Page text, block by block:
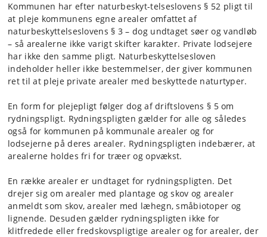
Kommunen har efter naturbeskyt-telseslovens § 52 pligt til
at pleje kommunens egne arealer omfattet af
naturbeskyttelseslovens § 3 – dog undtaget søer og vandløb
– så arealerne ikke varigt skifter karakter. Private lodsejere
har ikke den samme pligt. Naturbeskyttelsesloven
indeholder heller ikke bestemmelser, der giver kommunen
ret til at pleje private arealer med beskyttede naturtyper.
En form for plejepligt følger dog af driftslovens § 5 om
rydningspligt. Rydningspligten gælder for alle og således
også for kommunen på kommunale arealer og for
lodsejerne på deres arealer. Rydningspligten indebærer, at
arealerne holdes fri for træer og opvækst.
En række arealer er undtaget for rydningspligten. Det
drejer sig om arealer med plantage og skov og arealer
anmeldt som skov, arealer med læhegn, småbiotoper og
lignende. Desuden gælder rydningspligten ikke for
klitfredede eller fredskovspligtige arealer og for arealer, der